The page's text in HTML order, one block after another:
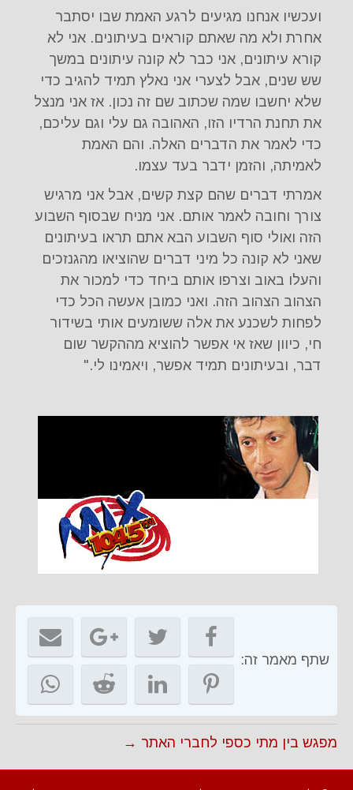
ועכשיו אנחנו מגיעים לרגע האמת שבו יסתבר
אחרת ולא מה שאתם קוראים בעיתונים. אני לא
קורא עיתונים, אני כבר לא קונה עיתונים במשך
שש שנים, אבל לצערי אני נאלץ תמיד להגיב כדי
שלא יחשבו שמה שכתוב שם זה נכון. אז אני מנצל
את תחנת הרדיו הזו, האהובה גם עלי וגם עליכם,
כדי לאמר את הדברים האלה. והם האמת
לאמיתה, והזמן ידבר בעד עצמו.
אמרתי דברים שהם קצת קשים, אבל אני מרגיש
צורך וחובה לאמר אותם. אני מניח שבסוף השבוע
הזה ואולי סוף השבוע הבא אתם תראו בעיתונים
שאני לא קונה כל מיני דברים שהוציאו מהגנזכים
והעלו באוב וצרפו אותם ביחד כדי למכור את
הצהוב הצהוב הזה. ואני כמובן אעשה הכל כדי
לפחות לשכנע את אלה ששומעים אותי בשידור
חי, כיוון שאז אי אפשר להוציא מההקשר שום
דבר, ובעיתונים תמיד אפשר, ויאמינו לי."
שתף מאמר זה:
מפגש בין מתי כספי לחברי האתר →